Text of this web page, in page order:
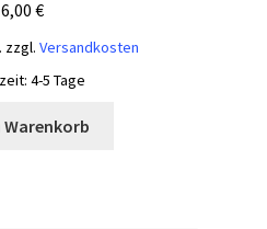
6,00 €
zzgl. Versandkosten
4-5 Tage
Warenkorb